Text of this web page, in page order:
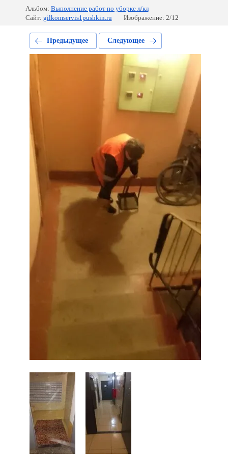
Альбом: Выполнение работ по уборке л/кл
Сайт: gilkomservis1pushkin.ru Изображение: 2/12
Предыдущее Следующее